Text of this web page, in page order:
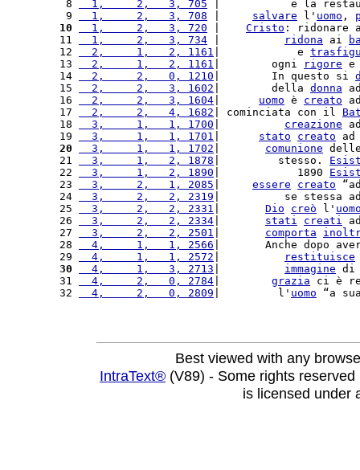
8
  1,     2,   3, 705
|           e la
9
  1,     2,   3, 708
salvare l' uomo ,
10
  1,     2,   3, 720
Cristo : ridonare
11
  1,     2,   3, 734
ridona ai
12
  2,     1,   2, 1161
|            e
13
  2,     1,   2, 1161
|        ogni rigore
14
  2,     2,   0, 1210
|        In questo si
15
  2,     2,   3, 1602
|        della donna
16
  2,     2,   3, 1604
uomo è creato
17
  2,     2,   4, 1682
| cominciata con il
18
  3,     1,   1, 1700
creazione
19
  3,     1,   1, 1701
stato creato ad
20
  3,     1,   1, 1702
comunione
21
  3,     1,   2, 1878
|         stesso.
22
  3,     1,   2, 1890
|            1890
23
  3,     2,   1, 2085
essere creato
24
  3,     2,   2, 2319
|          se stessa
25
  3,     2,   2, 2331
Dio creò l'
26
  3,     2,   2, 2334
stati creati
27
  3,     2,   2, 2501
comporta
28
  4,     1,   1, 2566
|       Anche dopo
29
  4,     1,   1, 2572
restituisce
30
  4,     1,   3, 2713
immagine
31
  4,     2,   0, 2784
grazia ci è
32
  4,     2,   0, 2809
|         l' uomo “a
Best viewed with any
IntraText® (V89) - Some rights
is licensed under